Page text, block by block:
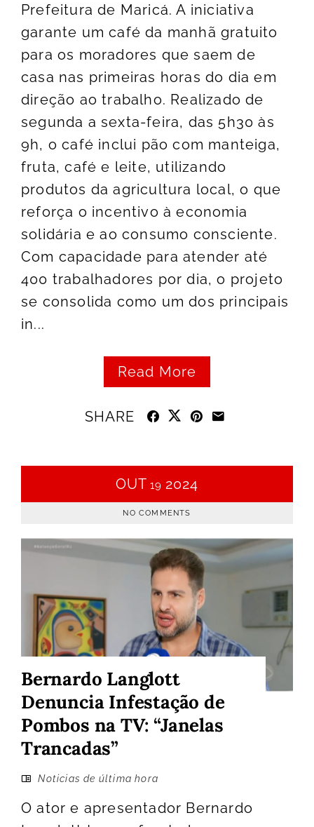
Prefeitura de Maricá. A iniciativa
garante um café da manhã gratuito
para os moradores que saem de
casa nas primeiras horas do dia em
direção ao trabalho. Realizado de
segunda a sexta-feira, das 5h30 às
9h, o café inclui pão com manteiga,
fruta, café e leite, utilizando
produtos da agricultura local, o que
reforça o incentivo à economia
solidária e ao consumo consciente.
Com capacidade para atender até
400 trabalhadores por dia, o projeto
se consolida como um dos principais
in...
Read More
SHARE
OUT 19 2024
NO COMMENTS
Bernardo Langlott
Denuncia Infestação de
Pombos na TV: “Janelas
Trancadas”
Noticias de última hora
O ator e apresentador Bernardo